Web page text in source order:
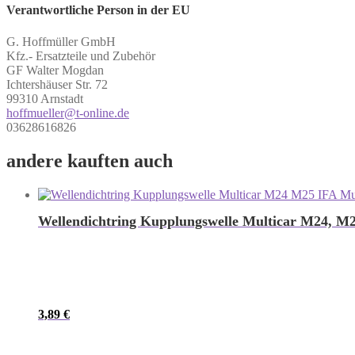
Verantwortliche Person in der EU
G. Hoffmüller GmbH
Kfz.- Ersatzteile und Zubehör
GF Walter Mogdan
Ichtershäuser Str. 72
99310 Arnstadt
hoffmueller@t-online.de
03628616826
andere kauften auch
Wellendichtring Kupplungswelle Multicar M24,
3,89 €